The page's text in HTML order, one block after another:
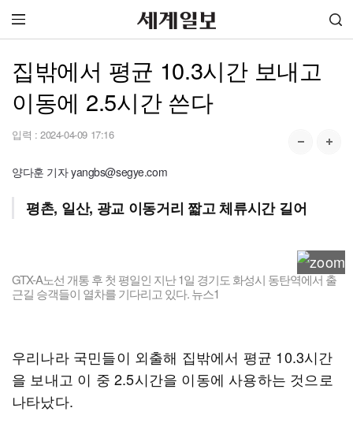
집밖에서 평균 10.3시간 보내고
이동에 2.5시간 쓴다
입력 : 2024-04-09 17:16
양다훈 기자 yangbs@segye.com
평촌, 일산, 광교 이동거리 짧고 체류시간 길어
GTX-A노선 개통 후 첫 평일인 지난 1일 경기도 화성시 동탄역에서 출
근길 승객들이 열차를 기다리고 있다. 뉴스1
우리나라 국민들이 외출해 집밖에서 평균 10.3시간
을 보내고 이 중 2.5시간을 이동에 사용하는 것으로
나타났다.